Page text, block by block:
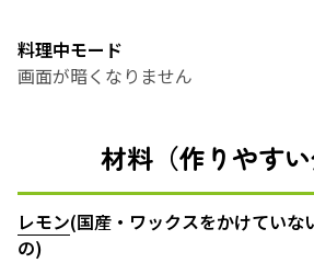
料理中モード
画面が暗くなりません
材料（作りやすい
レモン(国産・ワックスをかけていな
の)